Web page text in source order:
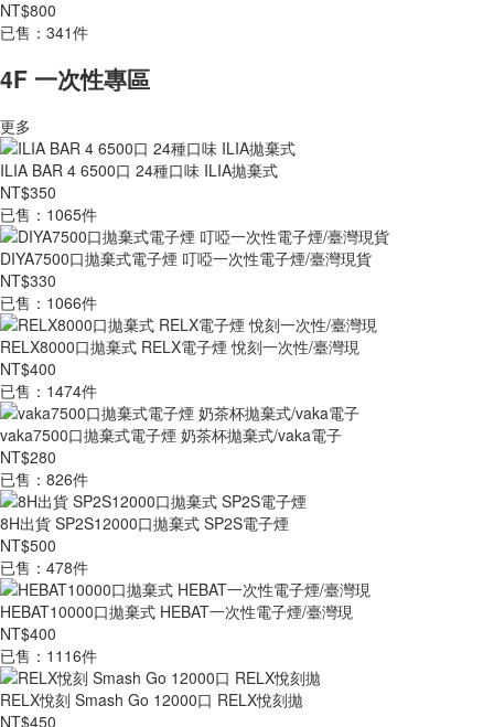
NT$800
已售：341件
4F 一次性專區
更多
ILIA BAR 4 6500口 24種口味 ILIA拋棄式
NT$350
已售：1065件
DIYA7500口拋棄式電子煙 叮啞一次性電子煙/臺灣現貨
NT$330
已售：1066件
RELX8000口拋棄式 RELX電子煙 悅刻一次性/臺灣現
NT$400
已售：1474件
vaka7500口拋棄式電子煙 奶茶杯拋棄式/vaka電子
NT$280
已售：826件
8H出貨 SP2S12000口拋棄式 SP2S電子煙
NT$500
已售：478件
HEBAT10000口拋棄式 HEBAT一次性電子煙/臺灣現
NT$400
已售：1116件
RELX悅刻 Smash Go 12000口 RELX悅刻拋
NT$450